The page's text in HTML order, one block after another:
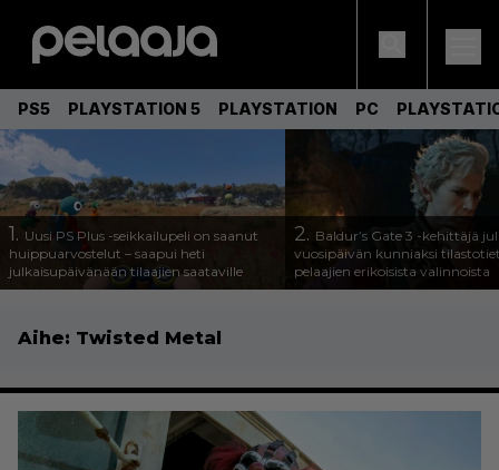
PS5 PLAYSTATION 5 PLAYSTATION PC
1. Uusi PS Plus -seikkailupeli on saanut
huippuarvostelut – saapui heti
julkaisupäivänään tilaajien saataville
2. Baldur’s Gate 3 -kehittäjä
vuosipäivän kunniaksi
pelaajien erikoisista valinnoista
Aihe: Twisted Metal